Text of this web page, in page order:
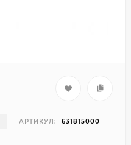
АРТИКУЛ: 631815000